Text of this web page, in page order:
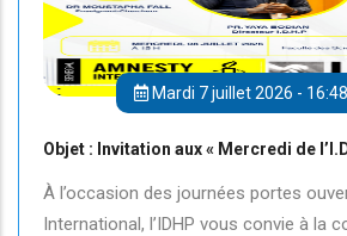
Mardi 7 juillet 2026 - 16:48
Objet : Invitation aux « Mercredi de
À l’occasion des journées portes
International, l’IDHP vous convie à la